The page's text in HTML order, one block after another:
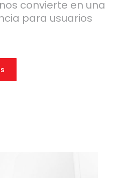
convierte en una
para usuarios